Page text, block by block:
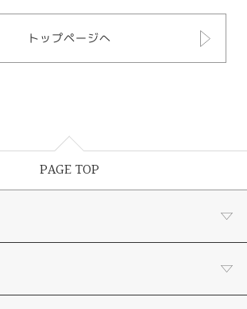
トップページへ
PAGE TOP